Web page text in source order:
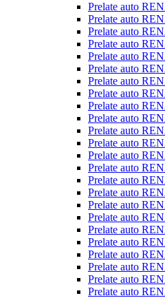
Prelate auto
Prelate auto
Prelate auto
Prelate auto
Prelate auto
Prelate auto
Prelate auto
Prelate auto
Prelate auto
Prelate auto
Prelate auto
Prelate auto
Prelate auto
Prelate auto
Prelate auto
Prelate auto
Prelate auto
Prelate auto
Prelate auto
Prelate auto
Prelate auto
Prelate auto
Prelate auto
Prelate auto